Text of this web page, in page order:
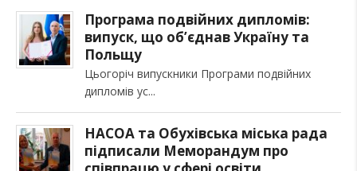
Програма подвійних дипломів:
випуск, що об’єднав Україну та
Польщу
Цьогоріч випускники Програми подвійних
дипломів ус
НАСОА та Обухівська міська рада
підписали Меморандум про